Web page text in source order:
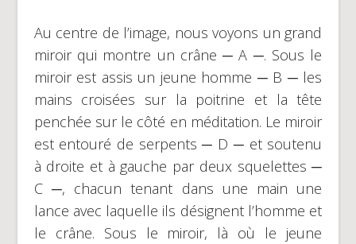
Au centre de l’image, nous voyons un grand
miroir qui montre un crâne ─ A ─. Sous le
miroir est assis un jeune homme ─ B ─ les
mains croisées sur la poitrine et la tête
penchée sur le côté en méditation. Le miroir
est entouré de serpents ─ D ─ et soutenu
à droite et à gauche par deux squelettes ─
C ─, chacun tenant dans une main une
lance avec laquelle ils désignent l’homme et
le crâne. Sous le miroir, là où le jeune